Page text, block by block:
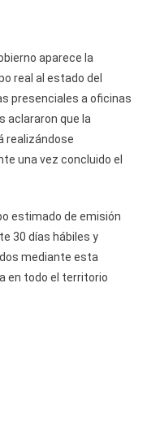
aparece la
real al estado del
presenciales a oficinas
aclararon que la
realizándose
una vez concluido el
estimado de emisión
30 días hábiles y
mediante esta
en todo el territorio